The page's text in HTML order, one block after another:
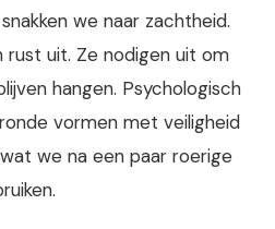
we naar zachtheid.
rust uit. Ze nodigen uit om
hangen. Psychologisch
vormen met veiligheid
we na een paar roerige